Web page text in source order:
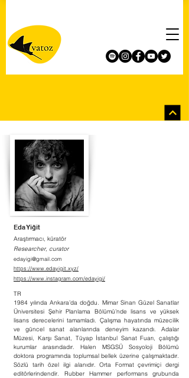
Eda Yiğit
Araştırmacı, küratör
Researcher, curator
edayigi@gmail.com
https://www.edayigit.xyz/
https://www.instagram.com/edayigi/
TR
1984 yılında Ankara’da doğdu. Mimar Sinan Güzel Sanatlar
Üniversitesi Şehir Planlama Bölümü’nde lisans ve yüksek
lisans derecelerini tamamladı. Çalışma hayatında müzecilik
ve güncel sanat alanlarında deneyim kazandı. Adalar
Müzesi, Karşı Sanat, Tüyap İstanbul Sanat Fuarı, çalıştığı
kurumlar arasındadır. Halen MSGSÜ Sosyoloji Bölümü
doktora programında toplumsal bellek üzerine çalışmaktadır.
Sözlü tarih özel ilgi alanıdır. Orta Format çevrimiçi dergi
editörlerindendir. Rubber Hammer performans grubunda